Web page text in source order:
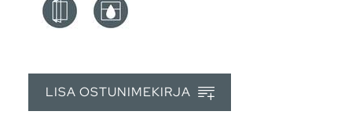
LISA OSTUNIMEKIRJA